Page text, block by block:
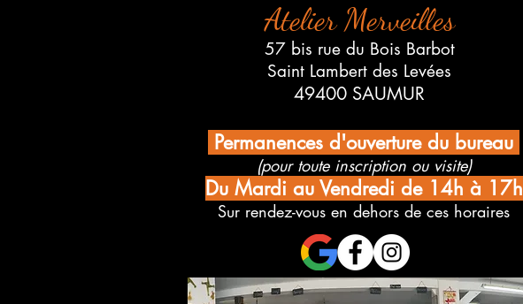
Atelier Merveilles
57 bis rue du Bois Barbot
Saint Lambert des Levées
49400 SAUMUR
Permanences d'ouverture du bureau
(pour toute inscription ou visite)
Du Mardi au Vendredi de 14h à 17h
Sur rendez-vous en dehors de ces horaires